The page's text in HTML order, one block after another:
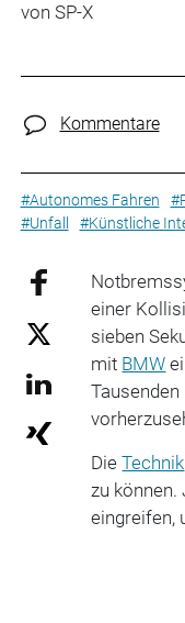
von SP-X
Kommentare
#Autonomes Fahren
#Unfall
#Künstliche
einer
sieben
mit BMW
DieTechnik
zu können.
eingreifen,